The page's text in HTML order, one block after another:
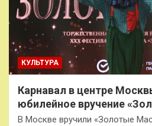
КУЛЬТУРА
Карнавал в центре
юбилейное вручение
В Москве вручили «Золотые